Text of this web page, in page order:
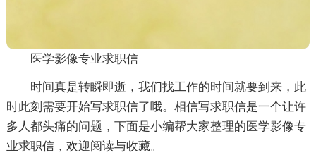
医学影像专业求职信
时间真是转瞬即逝，我们找工作的时间就要到来，此
时此刻需要开始写求职信了哦。相信写求职信是一个让许
多人都头痛的问题，下面是小编帮大家整理的医学影像专
业求职信，欢迎阅读与收藏。